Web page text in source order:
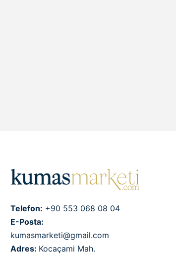
Telefon: +90 553 068 08 04
E-Posta:
kumasmarketi@gmail.com
Adres: Kocaçami Mah.